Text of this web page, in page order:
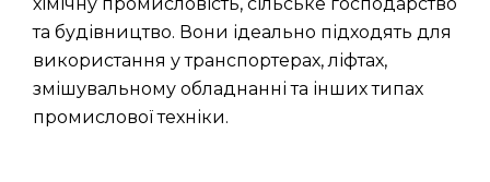
та будівництво. Вони ідеально підходять для
використання у транспортерах, ліфтах,
змішувальному обладнанні та інших типах
промислової техніки.